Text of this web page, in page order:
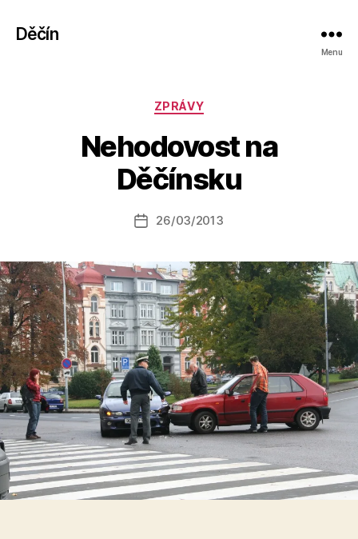
Děčín
Menu
Rubriky
ZPRÁVY
Nehodovost na
Děčínsku
Autor
příspěvku
u
t
o
a
s
o
Datum
26/03/2013